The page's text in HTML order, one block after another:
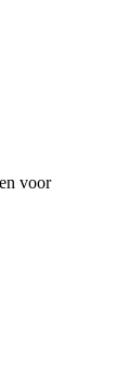
voor